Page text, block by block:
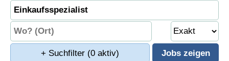
+ Suchfilter (0 aktiv)